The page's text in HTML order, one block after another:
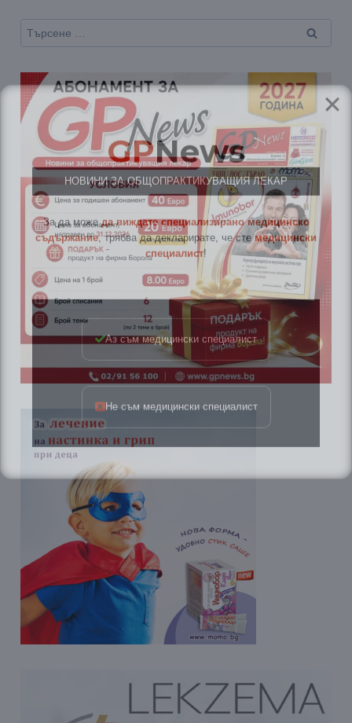
Търсене
GPNews
НОВИНИ ЗА ОБЩОПРАКТИКУВАЩИЯ ЛЕКАР
За да можеда виждате специализирано медицинско
съдържание
, трябва да декларирате, че стемедицински
специалист !
Аз съм медицински специалист
Не съм медицински специалист